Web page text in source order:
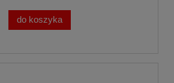
do koszyka